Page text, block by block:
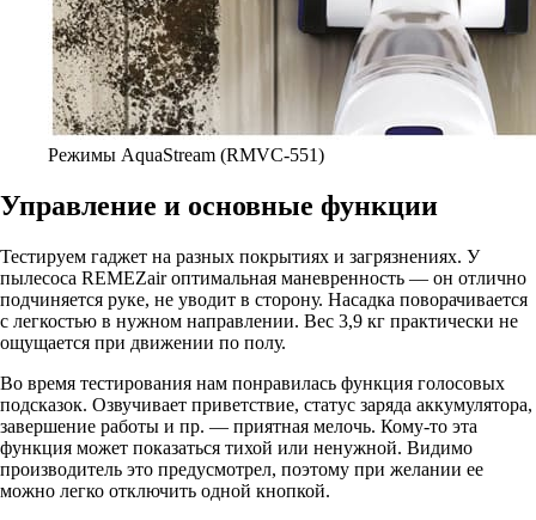
Режимы AquaStream (RMVC-551)
Управление и основные функции
Тестируем гаджет на разных покрытиях и загрязнениях. У
пылесоса REMEZair оптимальная маневренность — он отлично
подчиняется руке, не уводит в сторону. Насадка поворачивается
с легкостью в нужном направлении. Вес 3,9 кг практически не
ощущается при движении по полу.
Во время тестирования нам понравилась функция голосовых
подсказок. Озвучивает приветствие, статус заряда аккумулятора,
завершение работы и пр. — приятная мелочь. Кому-то эта
функция может показаться тихой или ненужной. Видимо
производитель это предусмотрел, поэтому при желании ее
можно легко отключить одной кнопкой.